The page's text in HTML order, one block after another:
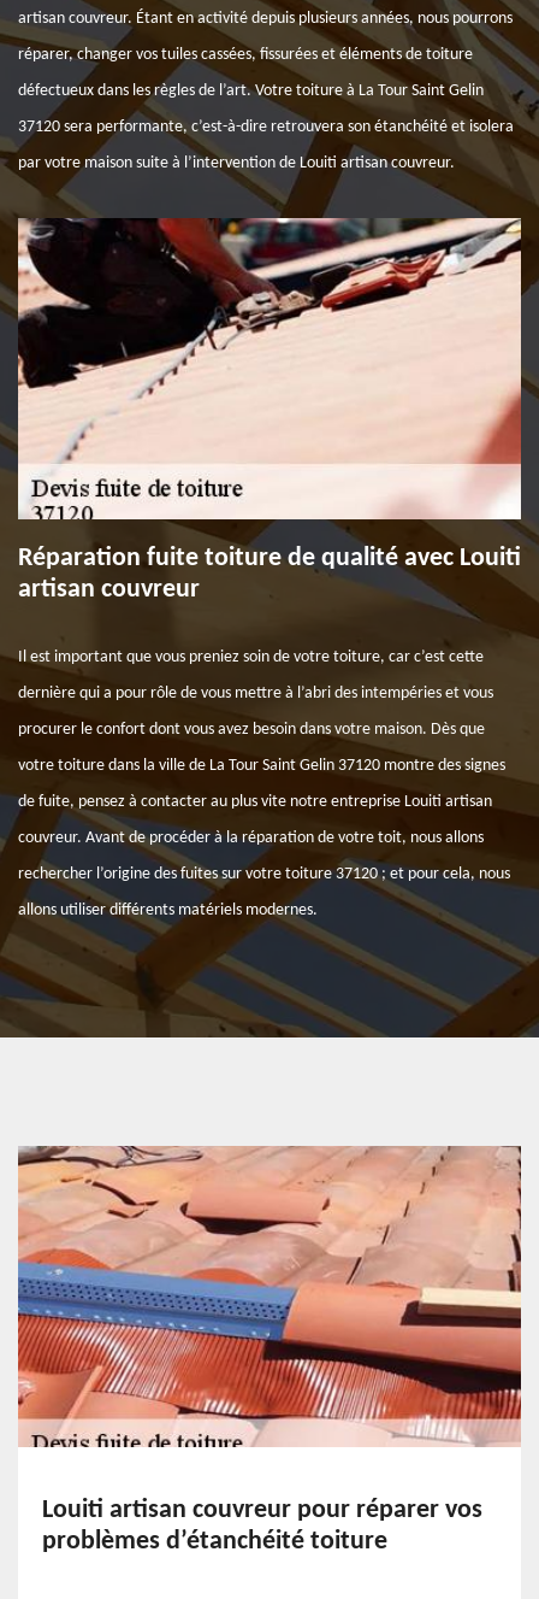
artisan couvreur. Étant en activité depuis plusieurs années, nous pourrons
réparer, changer vos tuiles cassées, fissurées et éléments de toiture
défectueux dans les règles de l’art. Votre toiture à La Tour Saint Gelin
37120 sera performante, c’est-à-dire retrouvera son étanchéité et isolera
par votre maison suite à l’intervention de Louiti artisan couvreur.
Réparation fuite toiture de qualité avec Louiti
artisan couvreur
Il est important que vous preniez soin de votre toiture, car c’est cette
dernière qui a pour rôle de vous mettre à l’abri des intempéries et vous
procurer le confort dont vous avez besoin dans votre maison. Dès que
votre toiture dans la ville de La Tour Saint Gelin 37120 montre des signes
de fuite, pensez à contacter au plus vite notre entreprise Louiti artisan
couvreur. Avant de procéder à la réparation de votre toit, nous allons
rechercher l’origine des fuites sur votre toiture 37120 ; et pour cela, nous
allons utiliser différents matériels modernes.
Louiti artisan couvreur pour réparer vos
problèmes d’étanchéité toiture